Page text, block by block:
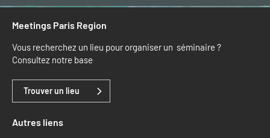
Meetings Paris Region
Vous recherchez un lieu pour organiser un séminaire ?
Consultez notre base
Trouver un lieu
Autres liens